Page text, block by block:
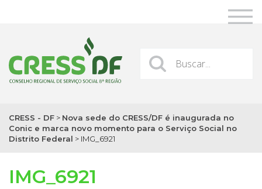
CRESS - DF > Nova sede do CRESS/DF é inaugurada no
Conic e marca novo momento para o Serviço Social no
Distrito Federal > IMG_6921
IMG_6921